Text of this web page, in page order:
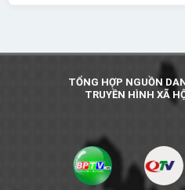
TỔNG HỢP NGUỒN
TRUYỀN HÌNH XÃ